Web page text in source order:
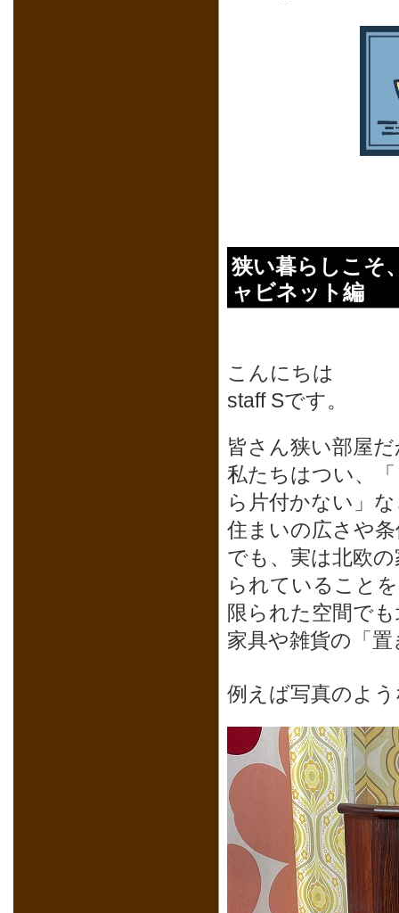
狭い暮らしこそ
ャビネット編
こんにちは
staff Sです。
皆さん狭い部屋
私たちはつい、
ら片付かない」
住まいの広さや
でも、実は北欧
られていること
限られた空間で
家具や雑貨の「
例えば写真のよ